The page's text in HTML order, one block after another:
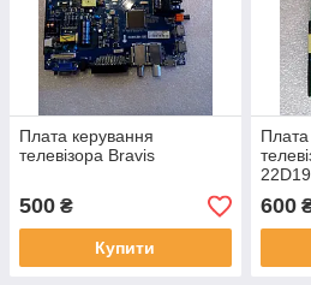
Плата керування
телевізора Bravis
500 ₴
Купити
600